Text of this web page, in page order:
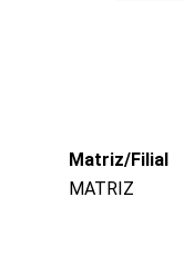
Matriz/Filial
MATRIZ